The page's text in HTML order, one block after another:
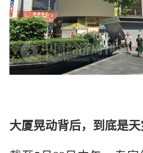
大厦晃动背后，到底是天